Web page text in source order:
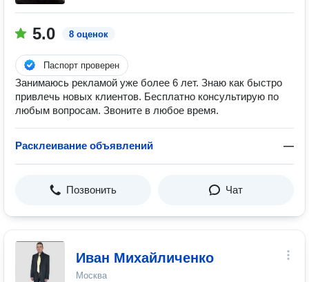
5.0 8 оценок
Паспорт проверен
Занимаюсь рекламой уже более 6 лет. Знаю как быстро
привлечь новых клиентов. Бесплатно консультирую по
любым вопросам. Звоните в любое время.
Расклеивание объявлений —
Позвонить Чат
Иван Михайличенко
Москва